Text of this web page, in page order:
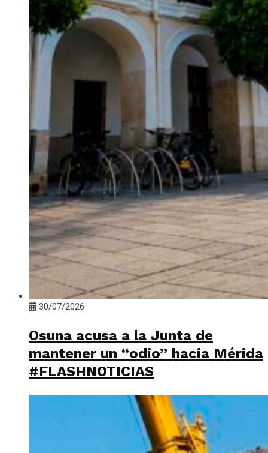
30/07/2026
Osuna acusa a la Junta de
mantener un “odio” hacia Mérida
#FLASHNOTICIAS